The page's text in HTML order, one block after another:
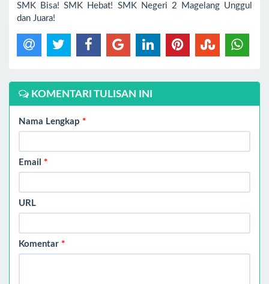
SMK Bisa! SMK Hebat! SMK Negeri 2 Magelang Unggul
dan Juara!
KOMENTARI TULISAN INI
Nama Lengkap *
Email *
URL
Komentar *